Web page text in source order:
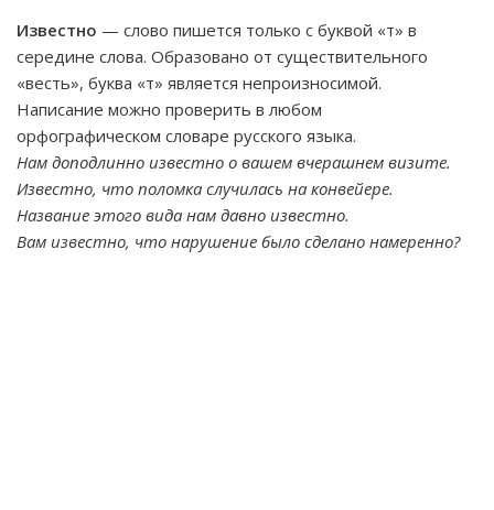
Известно — слово пишется только с буквой «т» в
середине слова. Образовано от существительного
«весть», буква «т» является непроизносимой.
Написание можно проверить в любом
орфографическом словаре русского языка.
Нам доподлинно известно о вашем вчерашнем визите.
Известно, что поломка случилась на конвейере.
Название этого вида нам давно известно.
Вам известно, что нарушение было сделано намеренно?